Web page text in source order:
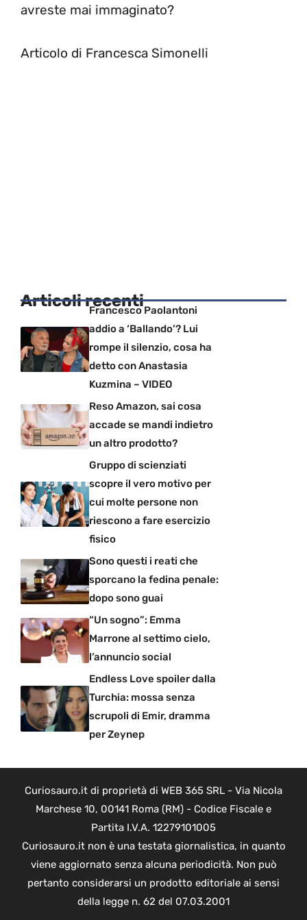
avreste mai immaginato?
Articolo di Francesca Simonelli
Articoli recentiFrancesco Paolantoni
addio a ‘Ballando’? Lui
rompe il silenzio, cosa ha
detto con Anastasia
Kuzmina – VIDEO
Reso Amazon, sai cosa
accade se mandi indietro
un altro prodotto?
Gruppo di scienziati
scopre il vero motivo per
cui molte persone non
riescono a fare esercizio
fisico
Sono questi i reati che
sporcano la fedina penale:
dopo sono guai
“Un sogno”: Emma
Marrone al settimo cielo,
l’annuncio social
Endless Love spoiler dalla
Turchia: mossa senza
scrupoli di Emir, dramma
per Zeynep
Curiosauro.it di proprietà di WEB 365 SRL - Via Nicola
Marchese 10, 00141 Roma (RM) - Codice Fiscale e
Partita I.V.A. 12279101005
Curiosauro.it non è una testata giornalistica, in quanto
viene aggiornato senza alcuna periodicità. Non può
pertanto considerarsi un prodotto editoriale ai sensi
della legge n. 62 del 07.03.2001